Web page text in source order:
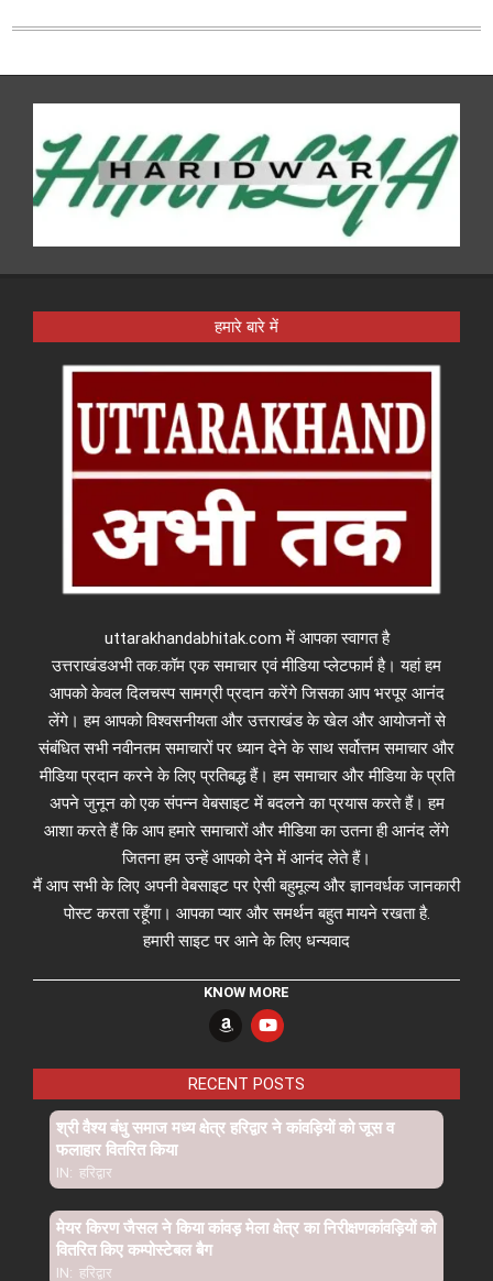
हमारे बारे में
uttarakhandabhitak.com में आपका स्वागत है
उत्तराखंडअभी तक.कॉम एक समाचार एवं मीडिया प्लेटफार्म है। यहां हम
आपको केवल दिलचस्प सामग्री प्रदान करेंगे जिसका आप भरपूर आनंद
लेंगे। हम आपको विश्वसनीयता और उत्तराखंड के खेल और आयोजनों से
संबंधित सभी नवीनतम समाचारों पर ध्यान देने के साथ सर्वोत्तम समाचार और
मीडिया प्रदान करने के लिए प्रतिबद्ध हैं। हम समाचार और मीडिया के प्रति
अपने जुनून को एक संपन्न वेबसाइट में बदलने का प्रयास करते हैं। हम
आशा करते हैं कि आप हमारे समाचारों और मीडिया का उतना ही आनंद लेंगे
जितना हम उन्हें आपको देने में आनंद लेते हैं।
मैं आप सभी के लिए अपनी वेबसाइट पर ऐसी बहुमूल्य और ज्ञानवर्धक जानकारी
पोस्ट करता रहूँगा। आपका प्यार और समर्थन बहुत मायने रखता है.
हमारी साइट पर आने के लिए धन्यवाद
KNOW MORE
RECENT POSTS
श्री वैश्य बंधु समाज मध्य क्षेत्र हरिद्वार ने कांवड़ियों को जूस व
फलाहार वितरित किया
IN: हरिद्वार
मेयर किरण जैसल ने किया कांवड़ मेला क्षेत्र का निरीक्षणकांवड़ियों को
वितरित किए कम्पोस्टेबल बैग
IN: हरिद्वार